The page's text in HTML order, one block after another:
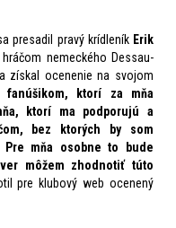
presadil pravý krídleník Erik
nemeckého Dessau-
a získal ocenenie na svojom
fanúšikom, ktorí za mňa
ktorí ma podporujú a
bez ktorých by som
mňa osobne to bude
môžem zhodnotiť túto
pre klubový web ocenený